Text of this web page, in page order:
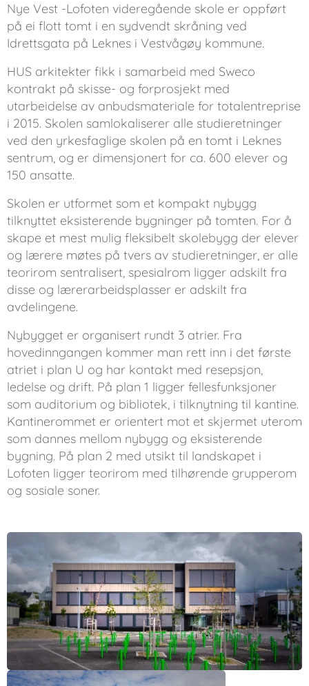
Nye Vest -Lofoten videregående skole er oppført
på ei flott tomt i en sydvendt skråning ved
Idrettsgata på Leknes i Vestvågøy kommune.
HUS arkitekter fikk i samarbeid med Sweco
kontrakt på skisse- og forprosjekt med
utarbeidelse av anbudsmateriale for totalentreprise
i 2015. Skolen samlokaliserer alle studieretninger
ved den yrkesfaglige skolen på en tomt i Leknes
sentrum, og er dimensjonert for ca. 600 elever og
150 ansatte.
Skolen er utformet som et kompakt nybygg
tilknyttet eksisterende bygninger på tomten. For å
skape et mest mulig fleksibelt skolebygg der elever
og lærere møtes på tvers av studieretninger, er alle
teorirom sentralisert, spesialrom ligger adskilt fra
disse og lærerarbeidsplasser er adskilt fra
avdelingene.
Nybygget er organisert rundt 3 atrier. Fra
hovedinngangen kommer man rett inn i det første
atriet i plan U og har kontakt med resepsjon,
ledelse og drift. På plan 1 ligger fellesfunksjoner
som auditorium og bibliotek, i tilknytning til kantine.
Kantinerommet er orientert mot et skjermet uterom
som dannes mellom nybygg og eksisterende
bygning. På plan 2 med utsikt til landskapet i
Lofoten ligger teorirom med tilhørende grupperom
og sosiale soner.